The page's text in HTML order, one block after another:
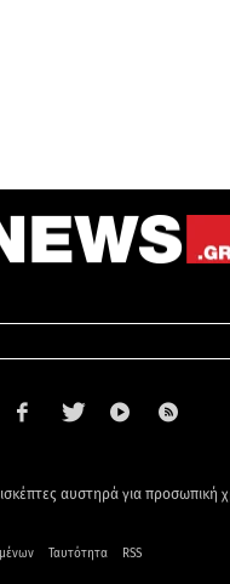
αυστηρά για
Ταυτότητα RSS